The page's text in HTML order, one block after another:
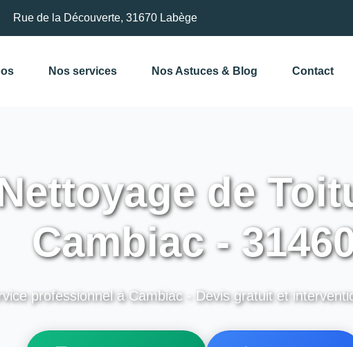
Rue de la Découverte, 31670 Labège
Nos services Nos Astuces & Blog Contact
de
Cambiac -
professionnel à Cambiac - Devis gratuit et